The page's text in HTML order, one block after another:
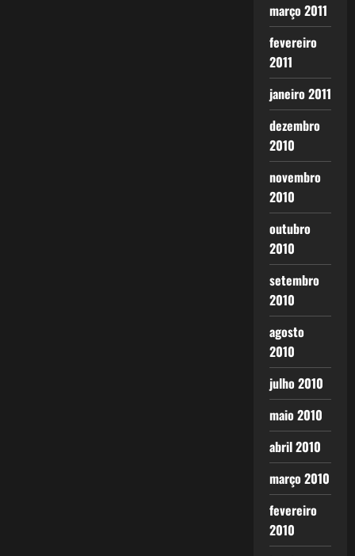
março 2011
fevereiro
2011
janeiro 2011
dezembro
2010
novembro
2010
outubro
2010
setembro
2010
agosto
2010
julho 2010
maio 2010
abril 2010
março 2010
fevereiro
2010